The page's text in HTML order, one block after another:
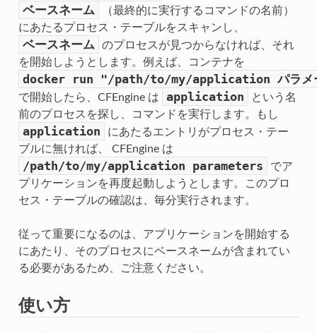
ベースネーム
（最終的に実行するコマンドの名前）
にあたるプロセス・テーブルをスキャンし、
ベースネーム
のプロセスが見つからなければ、それ
を開始しようとします。例えば、コンテナを
docker run "/path/to/my/application パラ
で開始したら、CFEngine は application
という名
前のプロセスを探し、コマンドを実行します。もし
application
にあたるエントリがプロセス・テー
ブルに無ければ、 CFEngine は
/path/to/my/application parameters
でア
プリケーションを再度起動しようとします。このプロ
セス・テーブルの確認は、毎分実行されます。
従って重要になるのは、アプリケーションを開始する
にあたり、そのプロセスにベースネームが含まれてい
る必要があるため、ご注意ください。
使い方